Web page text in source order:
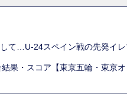
て…U-24スペイン戦の先発イ
・スコア【東京五輪・東京オ